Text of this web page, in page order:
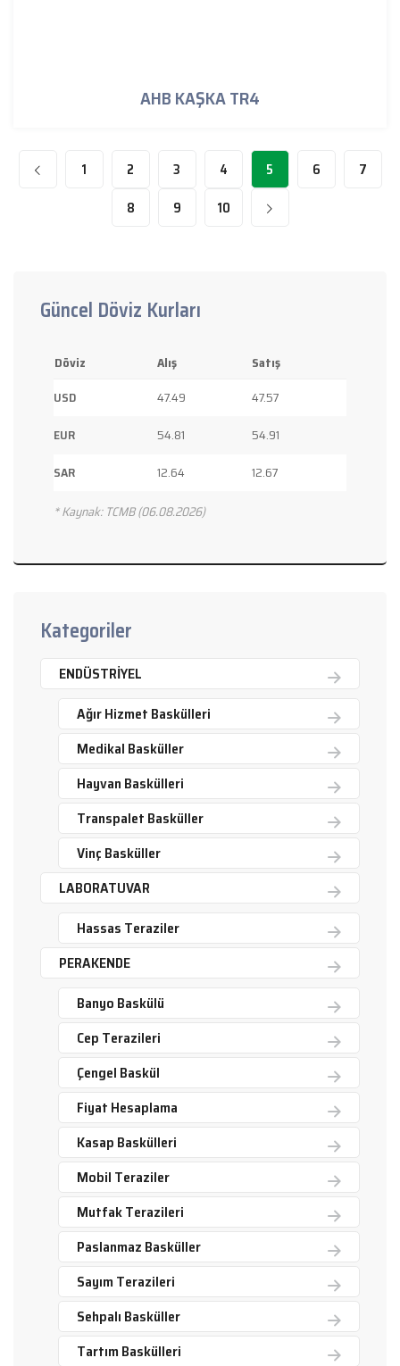
Güncel Döviz Kurları
Döviz Alış
Satış
USD
47.49
47.57
EUR
54.81
54.91
SAR
12.64
12.67
* Kaynak: TCMB (06.08.2026)
Kategoriler
ENDÜSTRİYEL
Ağır Hizmet Baskülleri
Medikal Basküller
Hayvan Baskülleri
Transpalet Basküller
Vinç Basküller
LABORATUVAR
Hassas Teraziler
PERAKENDE
Banyo Baskülü
Cep Terazileri
Çengel Baskül
Fiyat Hesaplama
Kasap Baskülleri
Mobil Teraziler
Mutfak Terazileri
Paslanmaz Basküller
Sayım Terazileri
Sehpalı Basküller
Tartım Baskülleri
AHB KAŞKA TR4
1 2 3 4 5 6
7
8
9 10